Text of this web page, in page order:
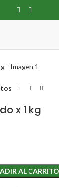
x 1 kg
AL CARRITO